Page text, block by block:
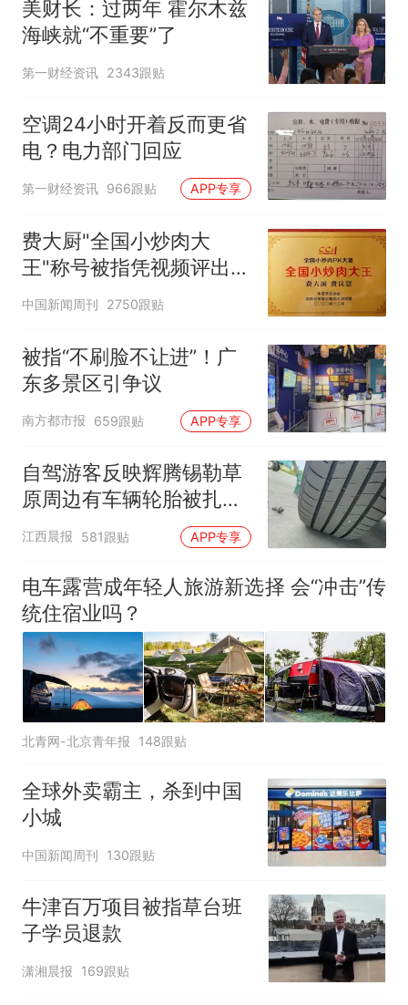
美财长：过两年 霍尔木兹
海峡就“不重要”了
第一财经资讯 2343跟贴
空调24小时开着反而更省
电？电力部门回应
第一财经资讯 966跟贴 APP专享
费大厨"全国小炒肉大
王"称号被指凭视频评出
官方回应
中国新闻周刊 2750跟贴
被指“不刷脸不让进”！广
东多景区引争议
南方都市报 659跟贴 APP专享
自驾游客反映辉腾锡勒草
原周边有车辆轮胎被扎，
修理店铺换胎价格高达千
元，官方发布情况通报
江西晨报 581跟贴 APP专享
电车露营成年轻人旅游新选择 会“冲击”传
统住宿业吗？
北青网-北京青年报 148跟贴
全球外卖霸主，杀到中国
小城
中国新闻周刊 130跟贴
牛津百万项目被指草台班
子学员退款
潇湘晨报 169跟贴